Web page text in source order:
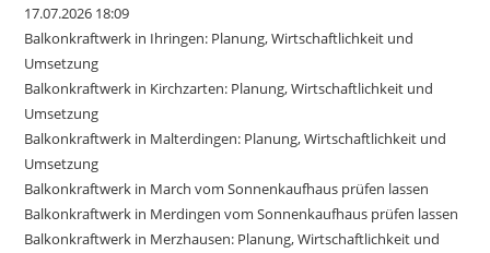
17.07.2026 18:09
Balkonkraftwerk in Ihringen: Planung, Wirtschaftlichkeit und
Umsetzung
Balkonkraftwerk in Kirchzarten: Planung, Wirtschaftlichkeit und
Umsetzung
Balkonkraftwerk in Malterdingen: Planung, Wirtschaftlichkeit und
Umsetzung
Balkonkraftwerk in March vom Sonnenkaufhaus prüfen lassen
Balkonkraftwerk in Merdingen vom Sonnenkaufhaus prüfen lassen
Balkonkraftwerk in Merzhausen: Planung, Wirtschaftlichkeit und